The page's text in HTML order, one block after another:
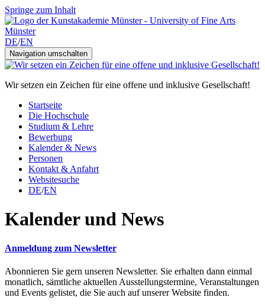
Springe zum Inhalt
DE/EN
Navigation umschalten
Wir setzen ein Zeichen für eine offene und inklusive Gesellschaft!
Startseite
Die Hochschule
Studium & Lehre
Bewerbung
Kalender & News
Personen
Kontakt & Anfahrt
Websitesuche
DE/EN
Kalender und News
Anmeldung zum Newsletter
Abonnieren Sie gern unseren Newsletter. Sie erhalten dann einmal
monatlich, sämtliche aktuellen Ausstellungstermine, Veranstaltungen
und Events gelistet, die Sie auch auf unserer Website finden.